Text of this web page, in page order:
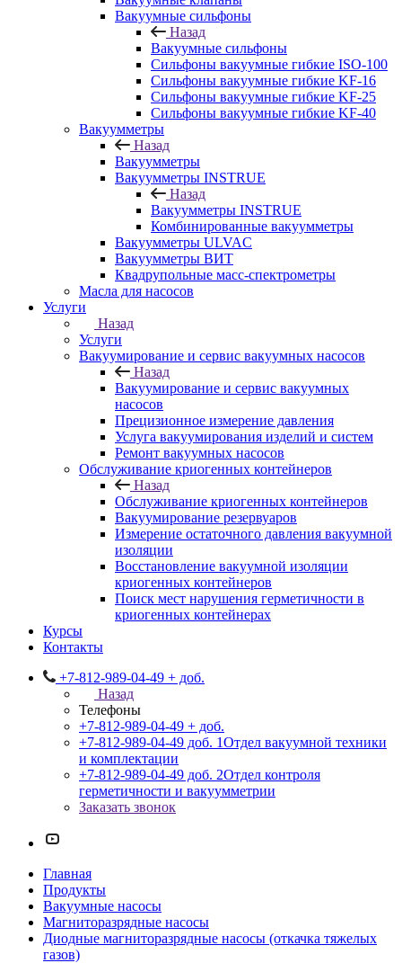
Вакуумные сильфоны
Назад
Вакуумные сильфоны
Сильфоны вакуумные гибкие ISO-100
Сильфоны вакуумные гибкие KF-16
Сильфоны вакуумные гибкие KF-25
Сильфоны вакуумные гибкие KF-40
Вакуумметры
Назад
Вакуумметры
Вакуумметры INSTRUE
Назад
Вакуумметры INSTRUE
Комбинированные вакуумметры
Вакуумметры ULVAC
Вакуумметры ВИТ
Квадрупольные масс-спектрометры
Масла для насосов
Услуги
Назад
Услуги
Вакуумирование и сервис вакуумных насосов
Назад
Вакуумирование и сервис вакуумных
насосов
Прецизионное измерение давления
Услуга вакуумирования изделий и систем
Ремонт вакуумных насосов
Обслуживание криогенных контейнеров
Назад
Обслуживание криогенных контейнеров
Вакуумирование резервуаров
Измерение остаточного давления вакуумной
изоляции
Восстановление вакуумной изоляции
криогенных контейнеров
Поиск мест нарушения герметичности в
криогенных контейнерах
Курсы
Контакты
+7-812-989-04-49 + доб.
Назад
Телефоны
+7-812-989-04-49 + доб.
+7-812-989-04-49 доб. 1Отдел вакуумной техники
и комплектации
+7-812-989-04-49 доб. 2Отдел контроля
герметичности и вакуумметрии
Заказать звонок
Главная
Продукты
Вакуумные насосы
Магниторазрядные насосы
Диодные магниторазрядные насосы (откачка тяжелых
газов)